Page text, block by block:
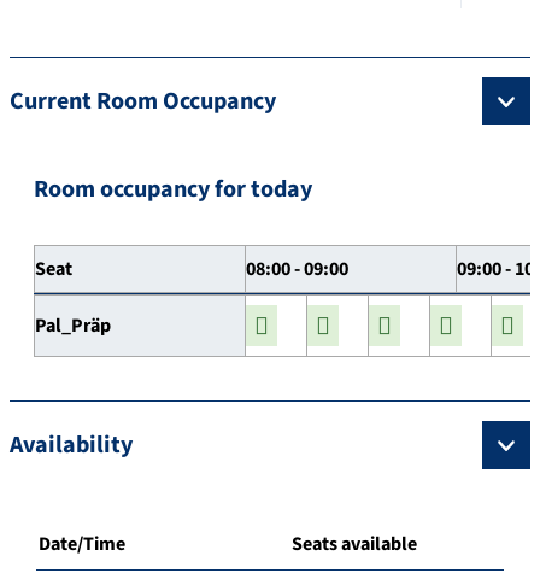
Current Room Occupancy
Room occupancy for today
Seat 08:00 - 09:00 09:00 -
Pal_Präp
Availability
Date/Time Seats available